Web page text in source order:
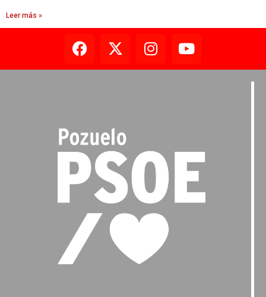
Leer más »